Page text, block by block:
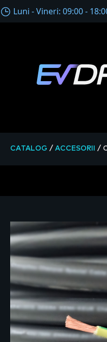
Luni - Vineri: 09:00 -
CATALOG / ACCESORII /